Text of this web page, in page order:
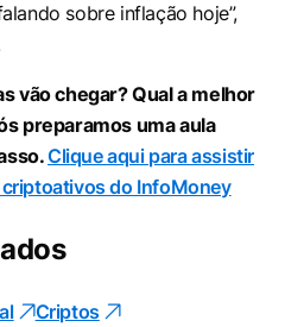
sobre inflação hoje”,
vão chegar? Qual a melhor
preparamos uma aula
Clique aqui para assistir
do InfoMoney
Criptos